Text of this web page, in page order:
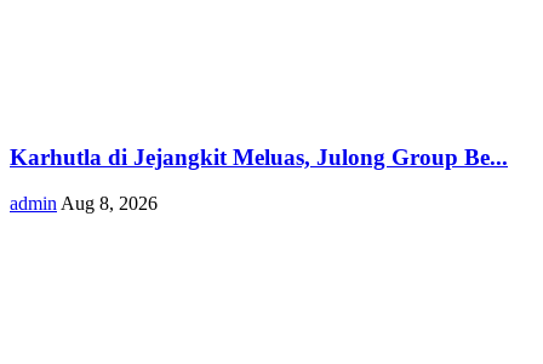
Karhutla di Jejangkit Meluas, Julong Group Be...
adminAug 8, 2026